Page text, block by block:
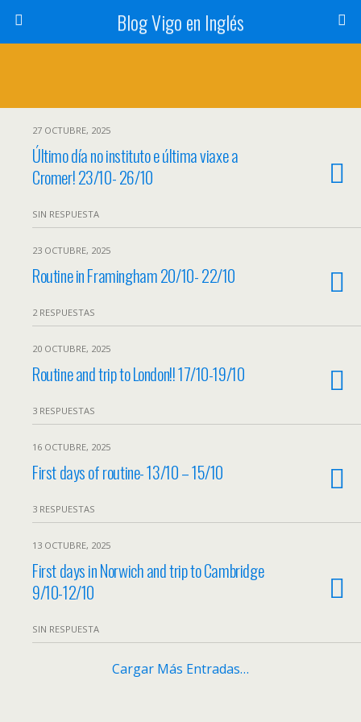
Blog Vigo en Inglés
27 OCTUBRE, 2025
Último día no instituto e última viaxe a
Cromer! 23/10- 26/10
SIN RESPUESTA
23 OCTUBRE, 2025
Routine in Framingham 20/10- 22/10
2 RESPUESTAS
20 OCTUBRE, 2025
Routine and trip to London!! 17/10-19/10
3 RESPUESTAS
16 OCTUBRE, 2025
First days of routine- 13/10 – 15/10
3 RESPUESTAS
13 OCTUBRE, 2025
First days in Norwich and trip to Cambridge
9/10-12/10
SIN RESPUESTA
Cargar Más Entradas…